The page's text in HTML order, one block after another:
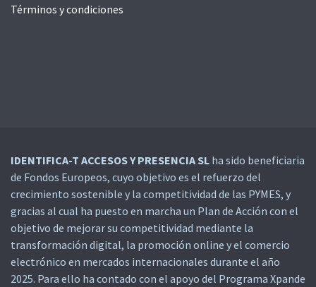
Términos y condiciones
IDENTIFICA-T ACCESOS Y PRESENCIA SL ha sido beneficiaria
de Fondos Europeos, cuyo objetivo es el refuerzo del
crecimiento sostenible y la competitividad de las PYMES, y
gracias al cual ha puesto en marcha un Plan de Acción con el
objetivo de mejorar su competitividad mediante la
transformación digital, la promoción online y el comercio
electrónico en mercados internacionales durante el año
2025. Para ello ha contado con el apoyo del Programa Xpande